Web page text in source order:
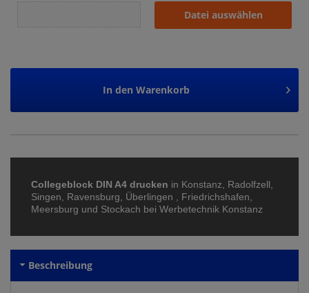
Datei auswählen
In den Warenkorb
Collegeblock DIN A4 drucken in Konstanz, Radolfzell,
Singen, Ravensburg, Überlingen , Friedrichshafen,
Meersburg und Stockach bei Werbetechnik Konstanz
Beschreibung